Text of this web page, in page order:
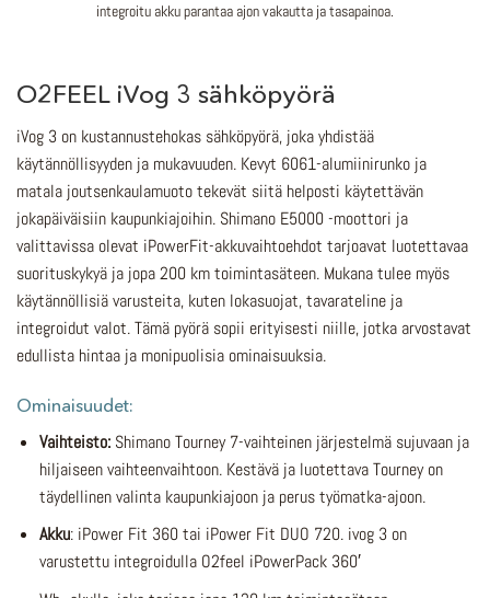
integroitu akku parantaa ajon vakautta ja tasapainoa.
O2FEEL iVog 3 sähköpyörä
iVog 3 on kustannustehokas sähköpyörä, joka yhdistää
käytännöllisyyden ja mukavuuden. Kevyt 6061-alumiinirunko ja
matala joutsenkaulamuoto tekevät siitä helposti käytettävän
jokapäiväisiin kaupunkiajoihin. Shimano E5000 -moottori ja
valittavissa olevat iPowerFit-akkuvaihtoehdot tarjoavat luotettavaa
suorituskykyä ja jopa 200 km toimintasäteen. Mukana tulee myös
käytännöllisiä varusteita, kuten lokasuojat, tavarateline ja
integroidut valot. Tämä pyörä sopii erityisesti niille, jotka arvostavat
edullista hintaa ja monipuolisia ominaisuuksia.
Ominaisuudet:
Vaihteisto: Shimano Tourney 7-vaihteinen järjestelmä sujuvaan ja
hiljaiseen vaihteenvaihtoon. Kestävä ja luotettava Tourney on
täydellinen valinta kaupunkiajoon ja perus työmatka-ajoon.
Akku: iPower Fit 360 tai iPower Fit DUO 720. ivog 3 on
varustettu integroidulla O2feel iPowerPack 360′